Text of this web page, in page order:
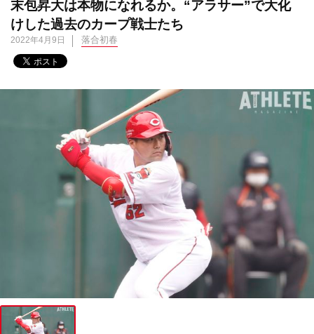
末包昇大は本物になれるか。“アラサー”で大化
けした過去のカープ戦士たち
2022年4月9日 落合初春